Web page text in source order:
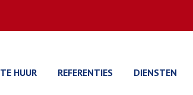
TE HUUR REFERENTIES DIENSTEN